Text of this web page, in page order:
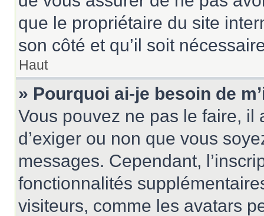
que le propriétaire du site
son côté et qu’il soit
Haut
» Pourquoi ai-je besoin de
Vous pouvez ne pas le faire, il
d’exiger ou non que vous
messages. Cependant,
fonctionnalités
visiteurs, comme les avatars